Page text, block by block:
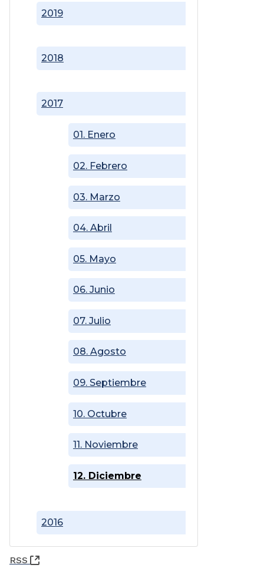
2016
2017
01. Enero
02. Febrero
03. Marzo
04. Abril
05. Mayo
06. Junio
07. Julio
08. Agosto
09. Septiembre
10. Octubre
11. Noviembre
12. Diciembre
2018
2019
RSS (Abre una nueva ventana)